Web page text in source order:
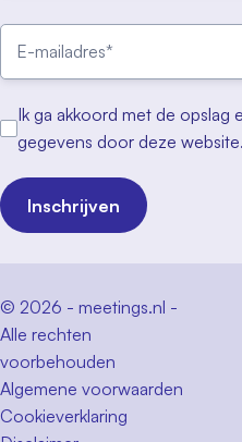
Ik ga akkoord met de opslag
gegevens door deze website.
Inschrijven
© 2026 - meetings.nl -
Alle rechten
voorbehouden
Algemene voorwaarden
Cookieverklaring